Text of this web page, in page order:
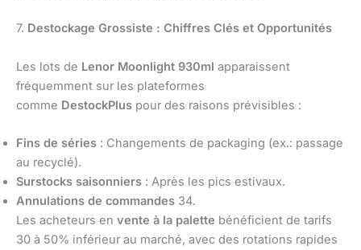
7. Destockage Grossiste : Chiffres Clés et Opportunités
Les lots de Lenor Moonlight 930ml apparaissent
fréquemment sur les plateformes
comme DestockPlus pour des raisons prévisibles :
Fins de séries : Changements de packaging (ex.: passage
au recyclé).
Surstocks saisonniers : Après les pics estivaux.
Annulations de commandes 34.
Les acheteurs en vente à la palette bénéficient de tarifs
30 à 50% inférieur au marché, avec des rotations rapides